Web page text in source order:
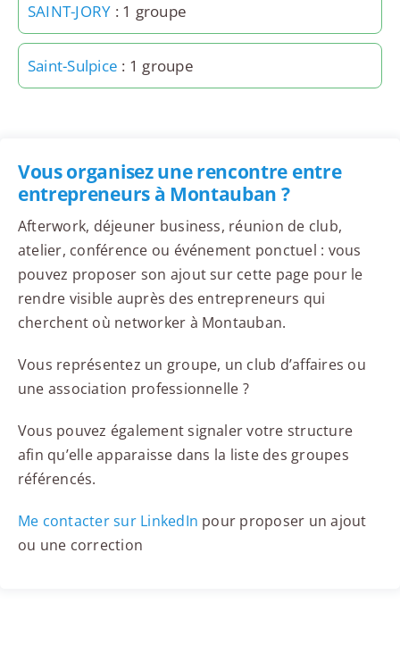
SAINT-JORY : 1 groupe
Saint-Sulpice : 1 groupe
Vous organisez une rencontre entre
entrepreneurs à Montauban ?
Afterwork, déjeuner business, réunion de club,
atelier, conférence ou événement ponctuel : vous
pouvez proposer son ajout sur cette page pour le
rendre visible auprès des entrepreneurs qui
cherchent où networker à Montauban.
Vous représentez un groupe, un club d’affaires ou
une association professionnelle ?
Vous pouvez également signaler votre structure
afin qu’elle apparaisse dans la liste des groupes
référencés.
Me contacter sur LinkedIn pour proposer un ajout
ou une correction